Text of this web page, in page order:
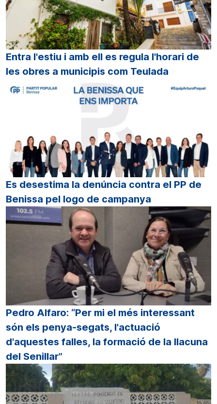
Entra l'estiu i amb ell es regula l'horari de
les obres a municipis com Teulada
Es desestima la denúncia contra el PP de
Benissa pel logo de campanya
Pedro Alfaro: “Per mi el més interessant
són els penya-segats, l'actuació
d'aquestes falles, la formació de la llacuna
del Senillar”